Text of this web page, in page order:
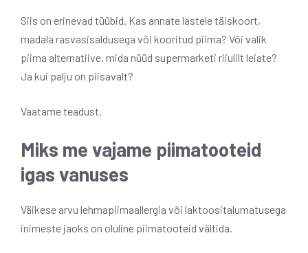
Siis on erinevad tüübid. Kas annate lastele täiskoort,
madala rasvasisaldusega või kooritud piima? Või valik
piima alternatiive, mida nüüd supermarketi riiulilt leiate?
Ja kui palju on piisavalt?
Vaatame teadust.
Miks me vajame piimatooteid
igas vanuses
Väikese arvu lehmapiimaallergia või laktoositalumatusega
inimeste jaoks on oluline piimatooteid vältida.